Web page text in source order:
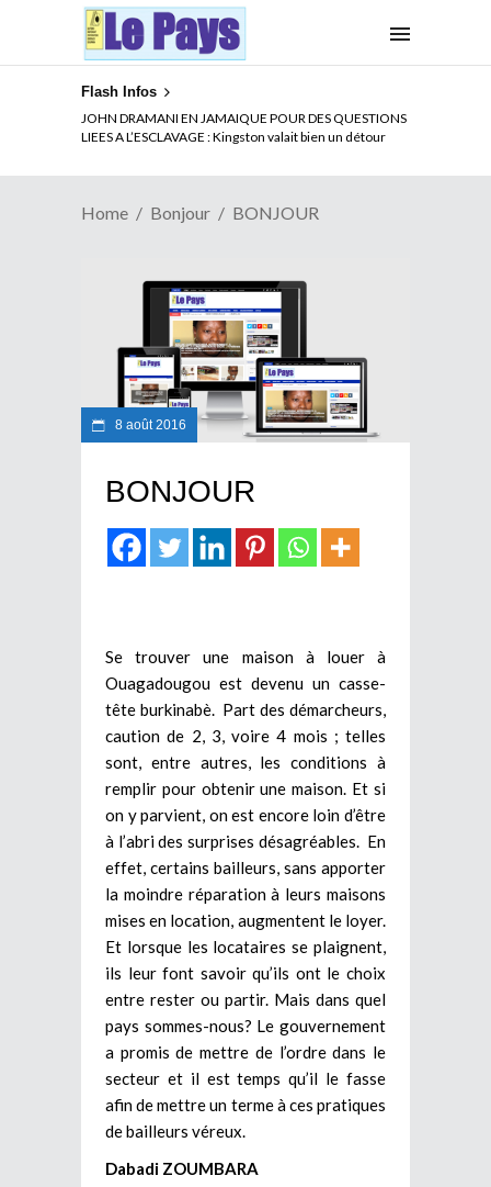
Flash Infos
JOHN DRAMANI EN JAMAIQUE POUR DES QUESTIONS
LIEES A L’ESCLAVAGE : Kingston valait bien un détour
Home Bonjour BONJOUR
8 août 2016
BONJOUR
Se trouver une maison à louer à
Ouagadougou est devenu un casse-
tête burkinabè. Part des démarcheurs,
caution de 2, 3, voire 4 mois ; telles
sont, entre autres, les conditions à
remplir pour obtenir une maison. Et si
on y parvient, on est encore loin d’être
à l’abri des surprises désagréables. En
effet, certains bailleurs, sans apporter
la moindre réparation à leurs maisons
mises en location, augmentent le loyer.
Et lorsque les locataires se plaignent,
ils leur font savoir qu’ils ont le choix
entre rester ou partir. Mais dans quel
pays sommes-nous? Le gouvernement
a promis de mettre de l’ordre dans le
secteur et il est temps qu’il le fasse
afin de mettre un terme à ces pratiques
de bailleurs véreux.
Dabadi ZOUMBARA